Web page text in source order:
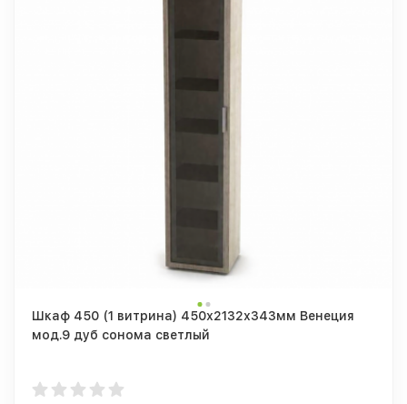
Шкаф 450 (1 витрина) 450х2132х343мм Венеция
мод.9 дуб сонома светлый